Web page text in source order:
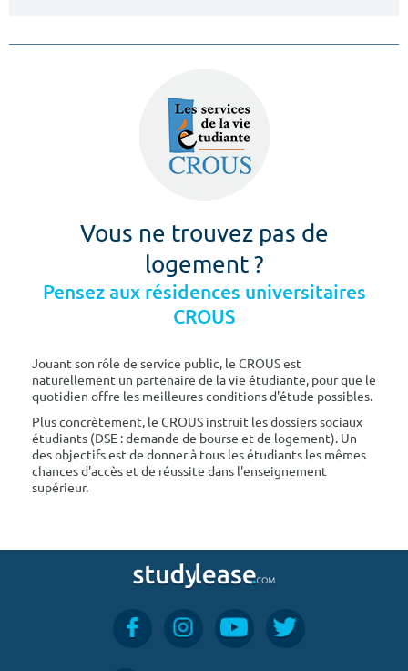
Vous ne trouvez pas de
logement ?
Pensez aux résidences universitaires
CROUS
Jouant son rôle de service public, le CROUS est
naturellement un partenaire de la vie étudiante, pour que le
quotidien offre les meilleures conditions d'étude possibles.
Plus concrètement, le CROUS instruit les dossiers sociaux
étudiants (DSE : demande de bourse et de logement). Un
des objectifs est de donner à tous les étudiants les mêmes
chances d'accès et de réussite dans l'enseignement
supérieur.